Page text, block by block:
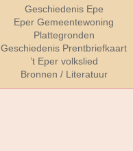
Geschiedenis Epe
Eper Gemeentewoning
Plattegronden
Geschiedenis Prentbriefkaart
’t Eper volkslied
Bronnen / Literatuur